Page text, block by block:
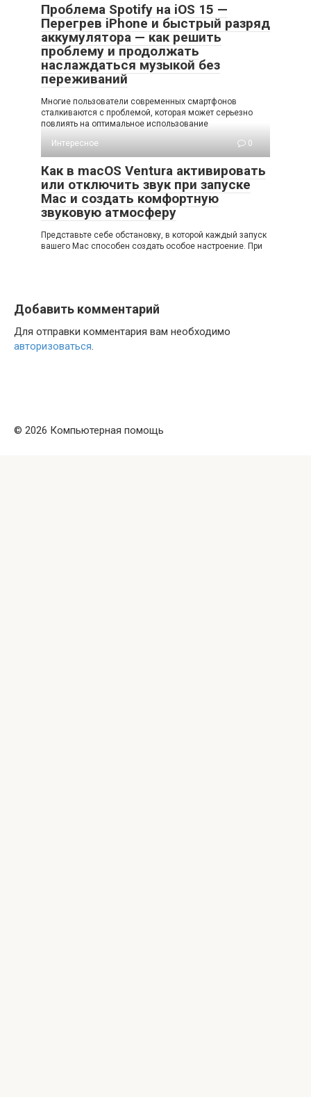
Проблема Spotify на iOS 15 —
Перегрев iPhone и быстрый разряд
аккумулятора — как решить
проблему и продолжать
наслаждаться музыкой без
переживаний
Многие пользователи современных смартфонов
сталкиваются с проблемой, которая может серьезно
повлиять на оптимальное использование
Интересное
0
Как в macOS Ventura активировать
или отключить звук при запуске
Mac и создать комфортную
звуковую атмосферу
Представьте себе обстановку, в которой каждый запуск
вашего Mac способен создать особое настроение. При
Добавить комментарий
Для отправки комментария вам необходимо
авторизоваться
© 2026 Компьютерная помощь